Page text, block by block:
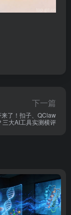
下一篇
了！扣子、QClaw
三大AI工具实测横评